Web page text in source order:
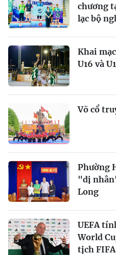
chương
lạc bộ
Khai
U16 và
Võ cổ
Phường
"dị
Long
UEFA
World
tịch FIFA